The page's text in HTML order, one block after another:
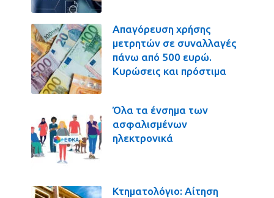
Απαγόρευση χρήσης
μετρητών σε συναλλαγές
πάνω από 500 ευρώ.
Κυρώσεις και πρόστιμα
Όλα τα ένσημα των
ασφαλισμένων
ηλεκτρονικά
Κτηματολόγιο: Αίτηση